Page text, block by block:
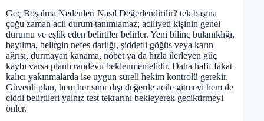
Geç Boşalma Nedenleri Nasıl Değerlendirilir? tek başına
çoğu zaman acil durum tanımlamaz; aciliyeti kişinin genel
durumu ve eşlik eden belirtiler belirler. Yeni bilinç bulanıklığı,
bayılma, belirgin nefes darlığı, şiddetli göğüs veya karın
ağrısı, durmayan kanama, nöbet ya da hızla ilerleyen güç
kaybı varsa planlı randevu beklenmemelidir. Daha hafif fakat
kalıcı yakınmalarda ise uygun süreli hekim kontrolü gerekir.
Güvenli plan, hem her sınır dışı değerde acile gitmeyi hem de
ciddi belirtileri yalnız test tekrarını bekleyerek geciktirmeyi
önler.